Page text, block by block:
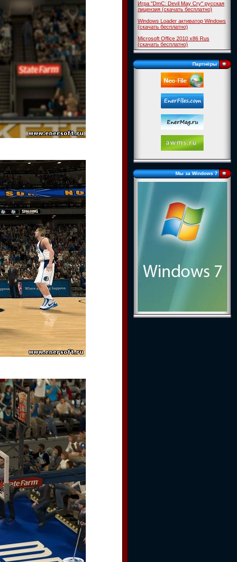
Игра "DmC: Devil May Cry" русская
лицензия (скачать бесплатно)
Windows Loader активатор Windows
(скачать бесплатно)
Microsoft Office 2010 x86 Rus
(скачать бесплатно)
Партнёры
Мы за Windows 7